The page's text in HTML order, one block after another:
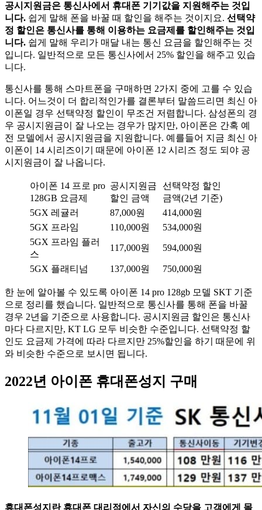
공시지원금은 통신사에서 휴대폰 기기값을 지원해주는 것입
니다. 쉽게 말해 폰을 바꿀 때 할인을 해주는 것이지요. 선택약
정 할인은 통신사를 통해 이용하는 요금제를 할인해주는 것입
니다. 쉽게 말해 우리가 매달 내는 통신 요금을 할인해주는 것
입니다. 일반적으로 모든 통신사에서 25% 할인을 해주고 있습
니다.
통신사를 통해 스마트폰을 구매하면 2가지 중에 고를 수 있습
니다. 어느것이 더 합리적인가를 결론부터 말씀드리면 최신 아
이폰일 경우 선택약정 할인이 무조건 저렴합니다. 삼성폰의 경
우 공시지원금이 잘 나오는 경우가 많지만, 아이폰은 간혹 예
전 모델에서 공시지원금을 지원합니다. 예를들어 지금 최신 아
이폰이 14 시리즈이기 때문에 아이폰 12 시리즈 정도 되야 공
시지원금이 잘 나옵니다.
아이폰 14 프로 pro
128GB 요금제
공시지원금
할인 금액
선택약정 할인
금액(2년 기준)
5GX 레귤러
87,000원
414,000원
5GX 프라임
110,000원
534,000원
5GX 프라임 플러
스
117,000원 594,000원
5GX 플래티넘 137,000원 750,000원
한 눈에 알아볼 수 있도록 아이폰 14 pro 128gb 모델 SKT 기준
으로 정리를 했습니다. 일반적으로 통신사를 통해 폰을 바꿀
경우 2년을 기준으로 사용합니다. 공시지원금 할인은 통신사
마다 다르지만, KT LG 모두 비슷한 수준입니다. 선택약정 할
인도 요금제 가격에 따라 다르지만 25%할인을 하기 때문에 위
와 비슷한 수준으로 보시면 됩니다.
2022년 아이폰 휴대폰성지 구매
휴대폰성지란 휴대폰 대리점에서 자신의 수당을 고객에게 몰